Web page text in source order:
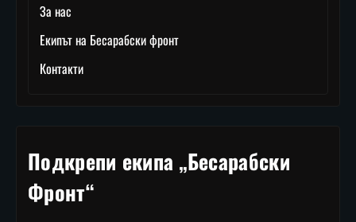
За нас
Екипът на Бесарабски фронт
Контакти
Подкрепи екипа „Бесарабски
Фронт“